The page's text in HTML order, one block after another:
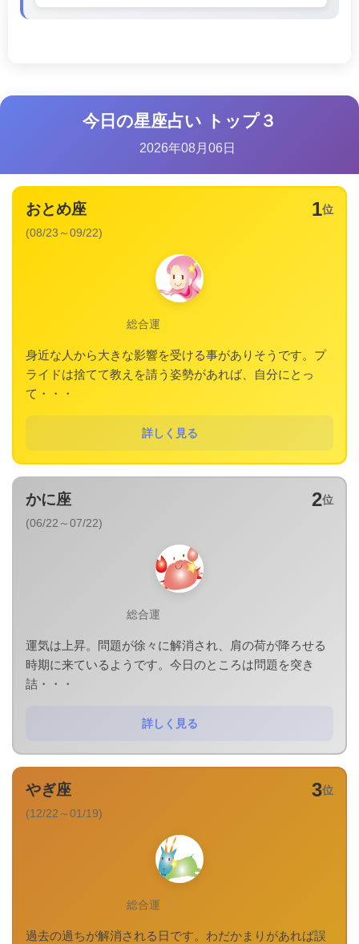
今日の星座占い トップ３
2026年08月06日
1位
おとめ座
(08/23～09/22)
総合運
身近な人から大きな影響を受ける事がありそうです。プ
ライドは捨てて教えを請う姿勢があれば、自分にとっ
て・・・
詳しく見る
2位
かに座
(06/22～07/22)
総合運
運気は上昇。問題が徐々に解消され、肩の荷が降ろせる
時期に来ているようです。今日のところは問題を突き
詰・・・
詳しく見る
3位
やぎ座
(12/22～01/19)
総合運
過去の過ちが解消される日です。わだかまりがあれば誤